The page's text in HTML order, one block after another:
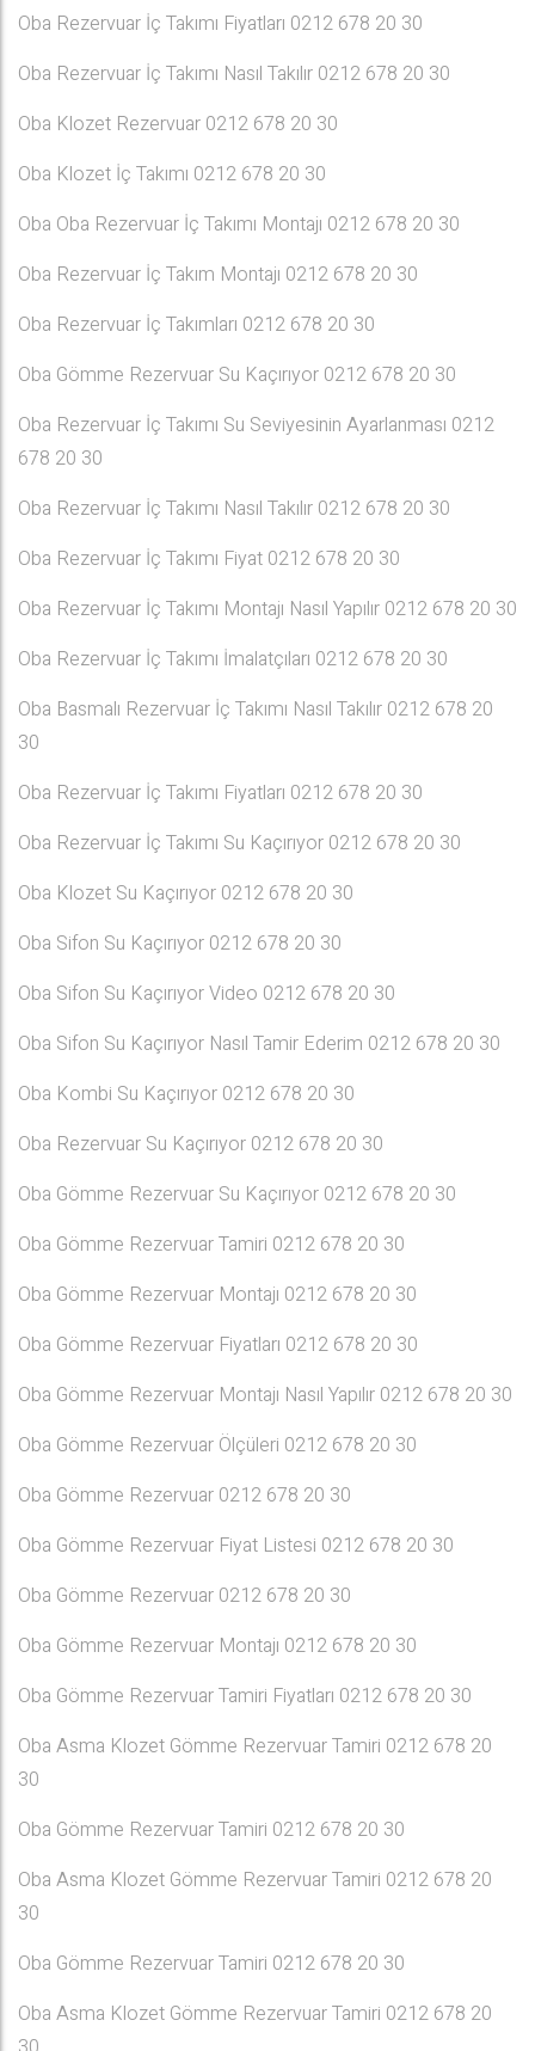
Oba Rezervuar İç Takımı Fiyatları 0212 678 20 30
Oba Rezervuar İç Takımı Nasıl Takılır 0212 678 20 30
Oba Klozet Rezervuar 0212 678 20 30
Oba Klozet İç Takımı 0212 678 20 30
Oba Oba Rezervuar İç Takımı Montajı 0212 678 20 30
Oba Rezervuar İç Takım Montajı 0212 678 20 30
Oba Rezervuar İç Takımları 0212 678 20 30
Oba Gömme Rezervuar Su Kaçırıyor 0212 678 20 30
Oba Rezervuar İç Takımı Su Seviyesinin Ayarlanması 0212
678 20 30
Oba Rezervuar İç Takımı Nasıl Takılır 0212 678 20 30
Oba Rezervuar İç Takımı Fiyat 0212 678 20 30
Oba Rezervuar İç Takımı Montajı Nasıl Yapılır 0212 678 20 30
Oba Rezervuar İç Takımı İmalatçıları 0212 678 20 30
Oba Basmalı Rezervuar İç Takımı Nasıl Takılır 0212 678 20
30
Oba Rezervuar İç Takımı Fiyatları 0212 678 20 30
Oba Rezervuar İç Takımı Su Kaçırıyor 0212 678 20 30
Oba Klozet Su Kaçırıyor 0212 678 20 30
Oba Sifon Su Kaçırıyor 0212 678 20 30
Oba Sifon Su Kaçırıyor Video 0212 678 20 30
Oba Sifon Su Kaçırıyor Nasıl Tamir Ederim 0212 678 20 30
Oba Kombi Su Kaçırıyor 0212 678 20 30
Oba Rezervuar Su Kaçırıyor 0212 678 20 30
Oba Gömme Rezervuar Su Kaçırıyor 0212 678 20 30
Oba Gömme Rezervuar Tamiri 0212 678 20 30
Oba Gömme Rezervuar Montajı 0212 678 20 30
Oba Gömme Rezervuar Fiyatları 0212 678 20 30
Oba Gömme Rezervuar Montajı Nasıl Yapılır 0212 678 20 30
Oba Gömme Rezervuar Ölçüleri 0212 678 20 30
Oba Gömme Rezervuar 0212 678 20 30
Oba Gömme Rezervuar Fiyat Listesi 0212 678 20 30
Oba Gömme Rezervuar 0212 678 20 30
Oba Gömme Rezervuar Montajı 0212 678 20 30
Oba Gömme Rezervuar Tamiri Fiyatları 0212 678 20 30
Oba Asma Klozet Gömme Rezervuar Tamiri 0212 678 20
30
Oba Gömme Rezervuar Tamiri 0212 678 20 30
Oba Asma Klozet Gömme Rezervuar Tamiri 0212 678 20
30
Oba Gömme Rezervuar Tamiri 0212 678 20 30
Oba Asma Klozet Gömme Rezervuar Tamiri 0212 678 20